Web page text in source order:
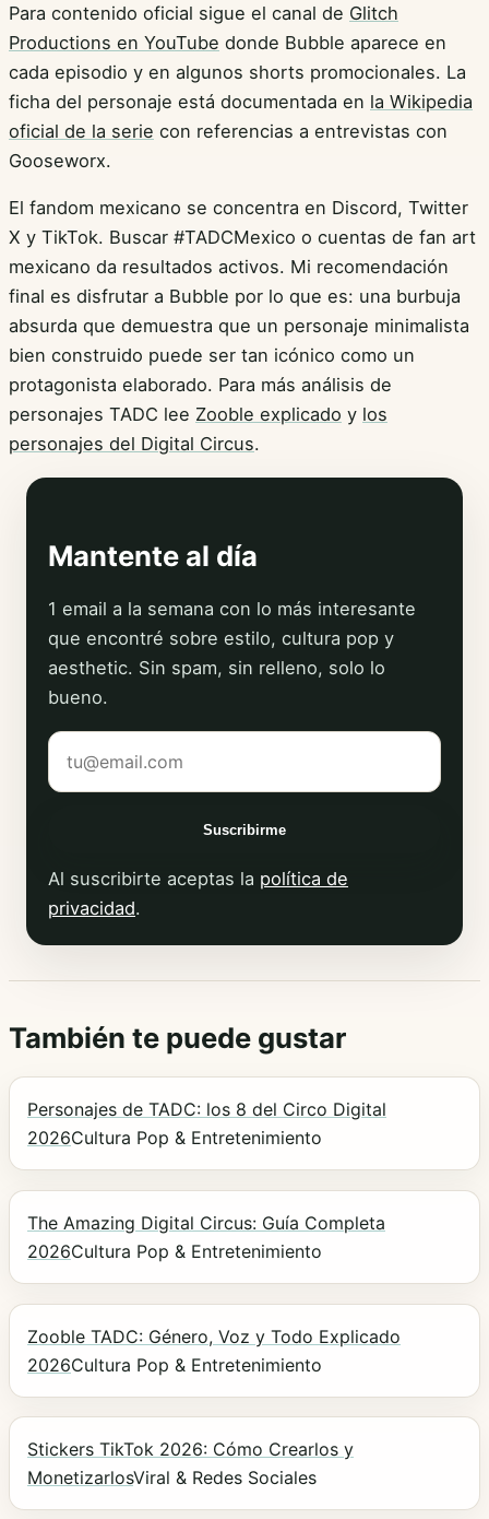
Para contenido oficial sigue el canal de Glitch
Productions en YouTube donde Bubble aparece en
cada episodio y en algunos shorts promocionales. La
ficha del personaje está documentada en la Wikipedia
oficial de la serie con referencias a entrevistas con
Gooseworx.
El fandom mexicano se concentra en Discord, Twitter
X y TikTok. Buscar #TADCMexico o cuentas de fan art
mexicano da resultados activos. Mi recomendación
final es disfrutar a Bubble por lo que es: una burbuja
absurda que demuestra que un personaje minimalista
bien construido puede ser tan icónico como un
protagonista elaborado. Para más análisis de
personajes TADC lee Zooble explicado y los
personajes del Digital Circus.
Mantente al día
1 email a la semana con lo más interesante
que encontré sobre estilo, cultura pop y
aesthetic. Sin spam, sin relleno, solo lo
bueno.
Tu correo electrónico
Suscribirme
Al suscribirte aceptas la política de
privacidad.
También te puede gustar
Personajes de TADC: los 8 del Circo Digital
2026Cultura Pop & Entretenimiento
The Amazing Digital Circus: Guía Completa
2026Cultura Pop & Entretenimiento
Zooble TADC: Género, Voz y Todo Explicado
2026Cultura Pop & Entretenimiento
Stickers TikTok 2026: Cómo Crearlos y
MonetizarlosViral & Redes Sociales